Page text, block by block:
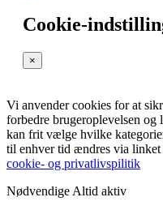
Cookie-
×
Vi anvender cookies for at
forbedre brugeroplevelsen
kan frit vælge hvilke
til enhver tid ændres via linket
cookie- og privatlivspilitik
Nødvendige Altid aktiv